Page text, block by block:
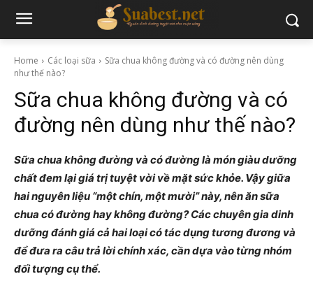
Home Các loại sữa
Sữa chua không đường và có đường nên dùng
như thế nào?
Sữa chua không đường và có
đường nên dùng như thế nào?
Sữa chua không đường và có đường là món giàu dưỡng
chất đem lại giá trị tuyệt vời về mặt sức khỏe. Vậy giữa
hai nguyên liệu “một chín, một mười” này, nên ăn sữa
chua có đường hay không đường? Các chuyên gia dinh
dưỡng đánh giá cả hai loại có tác dụng tương đương và
để đưa ra câu trả lời chính xác, cần dựa vào từng nhóm
đối tượng cụ thể.